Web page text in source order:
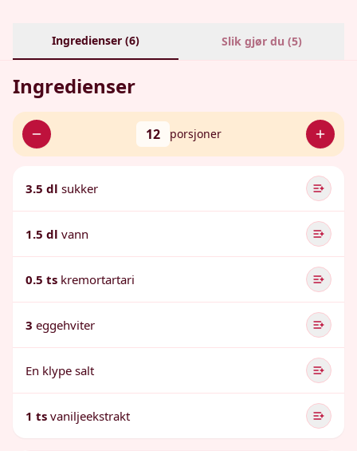
Ingredienser (6) Slik gjør du (5)
Ingredienser
12 porsjoner
3.5 dl sukker
1.5 dl vann
0.5 ts kremortartari
3 eggehviter
En klype salt
1 ts vaniljeekstrakt